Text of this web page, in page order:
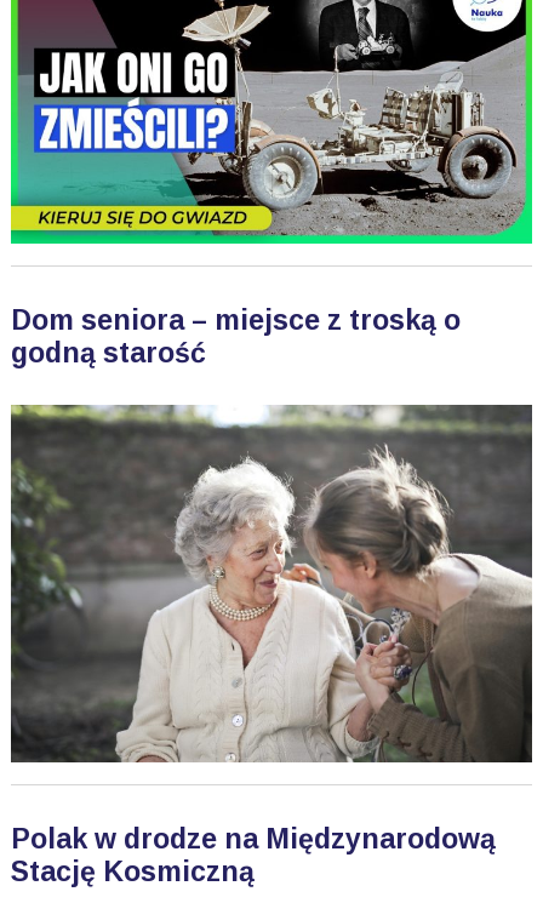
Dom seniora – miejsce z troską o
godną starość
Polak w drodze na Międzynarodową
Stację Kosmiczną